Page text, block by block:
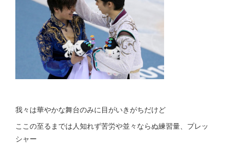
我々は華やかな舞台のみに目がいきがちだけど
ここの至るまでは人知れず苦労や並々ならぬ練習量、プレッ
シャー